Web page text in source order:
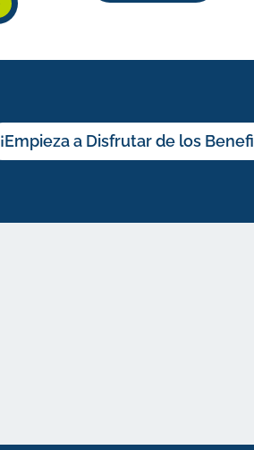
¡Empieza a Disfrutar de los